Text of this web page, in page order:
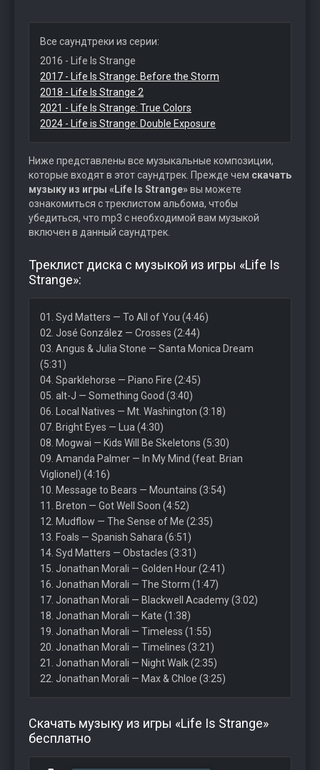
Все саундтреки из серии:
2016 - Life Is Strange
2017 - Life Is Strange: Before the Storm
2018 - Life Is Strange 2
2021 - Life Is Strange: True Colors
2024 - Life is Strange: Double Exposure
Ниже представлены все музыкальные композиции,
которые входят в этот саундтрек. Прежде чем скачать
музыку из игры «Life Is Strange»вы можете
ознакомиться с треклистом альбома, чтобы
убедиться, что mp3 с необходимой вам музыкой
включен в данный саундтрек.
Треклист диска с музыкой из игры «Life Is
Strange»:
01. Syd Matters — To All of You (4:46)
02. José González — Crosses (2:44)
03. Angus & Julia Stone — Santa Monica Dream
(5:31)
04. Sparklehorse — Piano Fire (2:45)
05. alt-J — Something Good (3:40)
06. Local Natives — Mt. Washington (3:18)
07. Bright Eyes — Lua (4:30)
08. Mogwai — Kids Will Be Skeletons (5:30)
09. Amanda Palmer — In My Mind (feat. Brian
Viglionel) (4:16)
10. Message to Bears — Mountains (3:54)
11. Breton — Got Well Soon (4:52)
12. Mudflow — The Sense of Me (2:35)
13. Foals — Spanish Sahara (6:51)
14. Syd Matters — Obstacles (3:31)
15. Jonathan Morali — Golden Hour (2:41)
16. Jonathan Morali — The Storm (1:47)
17. Jonathan Morali — Blackwell Academy (3:02)
18. Jonathan Morali — Kate (1:38)
19. Jonathan Morali — Timeless (1:55)
20. Jonathan Morali — Timelines (3:21)
21. Jonathan Morali — Night Walk (2:35)
22. Jonathan Morali — Max & Chloe (3:25)
Скачать музыку из игры «Life Is Strange»
бесплатно